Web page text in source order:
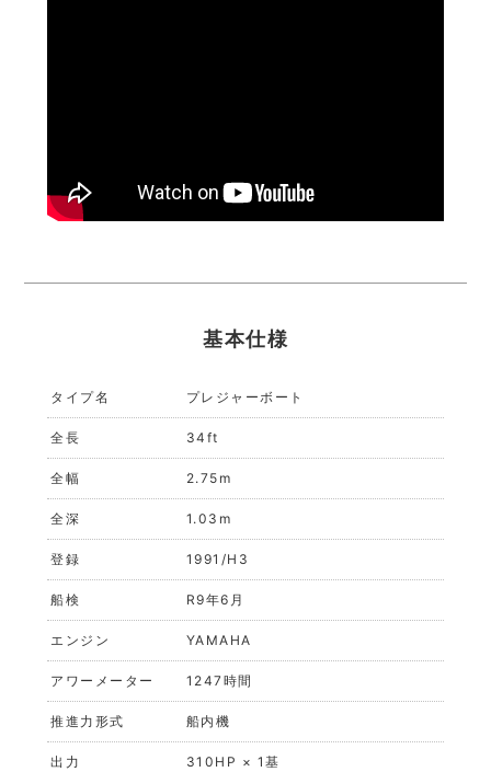
基本仕様
タイプ名 プレジャーボート
全長 34ft
全幅 2.75m
全深 1.03m
登録 1991/H3
船検 R9年6月
エンジン YAMAHA
アワーメーター 1247時間
推進力形式 船内機
出力 310HP × 1基